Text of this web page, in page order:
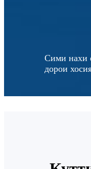
Сими нахи
дорои